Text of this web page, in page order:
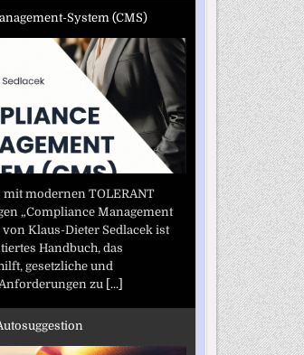
System (CMS)
mit modernen TOLERANT
„Compliance Management
von Klaus-Dieter Sedlacek ist
Handbuch, das
gesetzliche und
zu [...]